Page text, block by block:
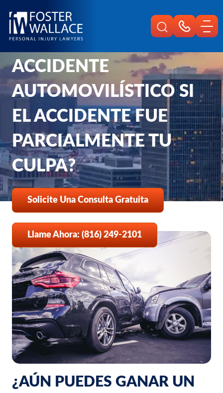
Preguntas Frecuentes
¿AÚN PUEDES GANAR
UN JUICIO POR
ACCIDENTE
AUTOMOVILÍSTICO SI
EL ACCIDENTE FUE
PARCIALMENTE TU
CULPA?
Solicite Una Consulta Gratuita
Llame Ahora: (816) 249-2101
¿AÚN PUEDES GANAR UN